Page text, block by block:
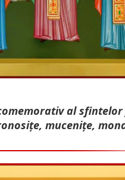
al
mu­cenițe,